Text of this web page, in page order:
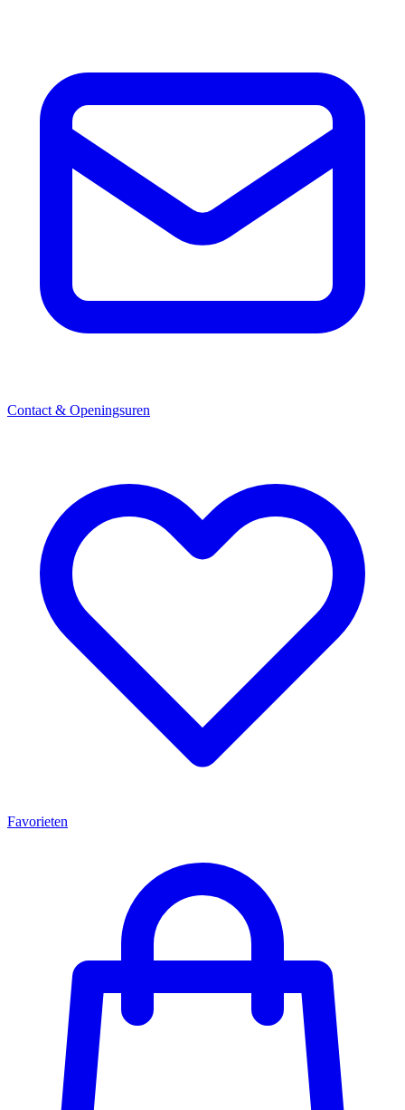
Contact & Openingsuren
Favorieten